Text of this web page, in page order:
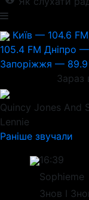
Київ — 104.6
105.4 FM Дніпро
Запоріжжя — 89.9
Зараз
Quincy Jones And
Lennie
Раніше звучали
16:39
Sophieme
Знов І